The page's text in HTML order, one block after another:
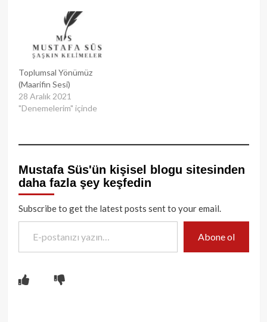
Toplumsal Yönümüz
(Maarifin Sesi)
28 Aralık 2021
"Denemelerim" içinde
Mustafa Süs'ün kişisel blogu sitesinden
daha fazla şey keşfedin
Subscribe to get the latest posts sent to your email.
E-postanızı yazın…
Abone ol